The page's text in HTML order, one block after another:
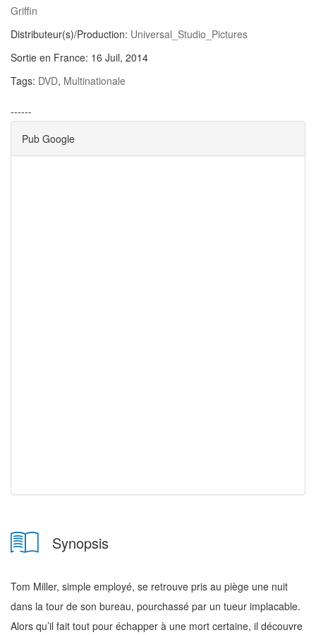
Griffin
Distributeur(s)/Production: Universal_Studio_Pictures
Sortie en France: 16 Juil, 2014
Tags: DVD, Multinationale
------
Pub Google
Synopsis
Tom Miller, simple employé, se retrouve pris au piège une nuit
dans la tour de son bureau, pourchassé par un tueur implacable.
Alors qu’il fait tout pour échapper à une mort certaine, il découvre